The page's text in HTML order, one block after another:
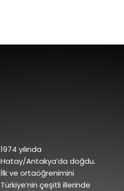
1974 yılında
Hatay/Antakya’da doğdu.
İlk ve ortaöğrenimini
Türkiye’nin çeşitli illerinde